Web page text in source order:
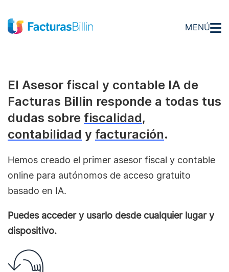
MENÚ
El Asesor fiscal y contable IA de
Facturas Billin responde a todas tus
dudas sobre fiscalidad,
contabilidad y facturación.
Hemos creado el primer asesor fiscal y contable
online para autónomos de acceso gratuito
basado en IA.
Puedes acceder y usarlo desde cualquier lugar y
dispositivo.